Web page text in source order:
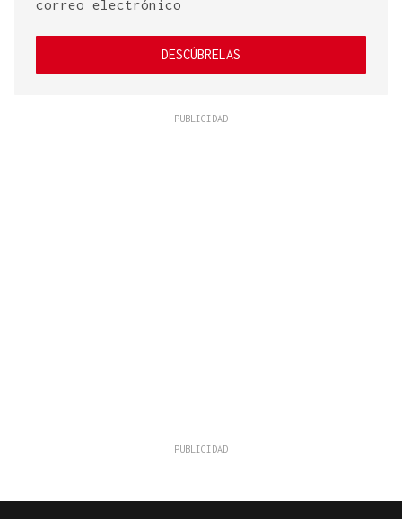
correo electrónico
DESCÚBRELAS